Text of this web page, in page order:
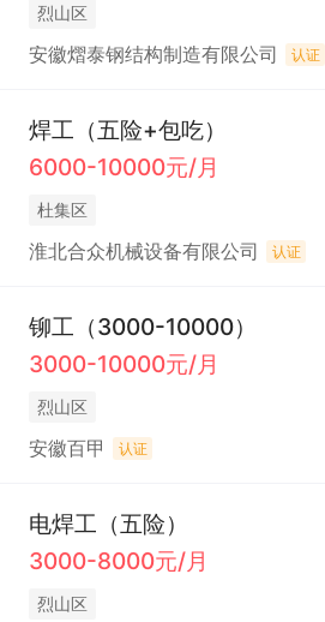
烈山区
安徽熠泰钢结构制造有限公司 认证
焊工（五险+包吃）
6000-10000元/月
杜集区
淮北合众机械设备有限公司 认证
铆工（3000-10000）
3000-10000元/月
烈山区
安徽百甲 认证
电焊工（五险）
3000-8000元/月
烈山区